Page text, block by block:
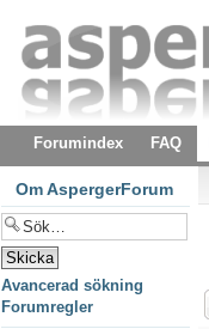
Forumindex FAQ
Om AspergerForum
Avancerad sökning
Forumregler